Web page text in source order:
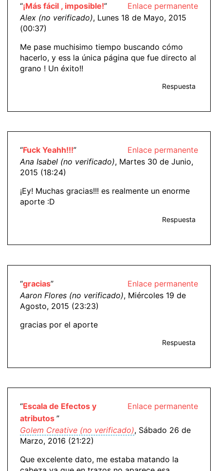
Enlace permanente
“¡Más fácil , imposible!”
Alex (no verificado), Lunes 18 de Mayo, 2015
(00:37)
Me pase muchisimo tiempo buscando cómo
hacerlo, y ess la única página que fue directo al
grano ! Un éxito!!
Respuesta
Enlace permanente
“Fuck Yeahh!!!”
Ana Isabel (no verificado), Martes 30 de Junio,
2015 (18:24)
¡Ey! Muchas gracias!!! es realmente un enorme
aporte :D
Respuesta
Enlace permanente
“gracias”
Aaron Flores (no verificado), Miércoles 19 de
Agosto, 2015 (23:23)
gracias por el aporte
Respuesta
Enlace permanente
“Escala de Efectos y
atributos ”
Golem Creative (no verificado), Sábado 26 de
Marzo, 2016 (21:22)
Que excelente dato, me estaba matando la